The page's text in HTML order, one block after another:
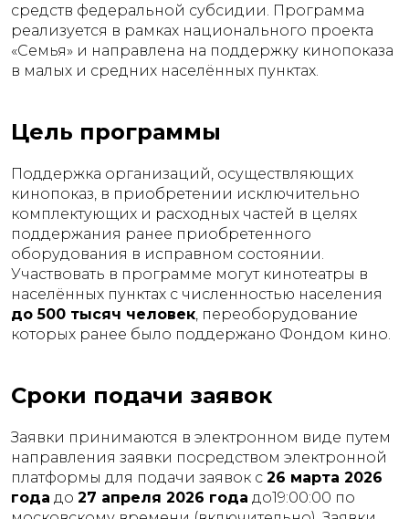
средств федеральной субсидии. Программа
реализуется в рамках национального проекта
«Семья» и направлена на поддержку кинопоказа
в малых и средних населённых пунктах.
Цель программы
Поддержка организаций, осуществляющих
кинопоказ, в приобретении исключительно
комплектующих и расходных частей в целях
поддержания ранее приобретенного
оборудования в исправном состоянии.
Участвовать в программе могут кинотеатры в
населённых пунктах с численностью населения
до 500 тысяч человек, переоборудование
которых ранее было поддержано Фондом кино.
Сроки подачи заявок
Заявки принимаются в электронном виде путем
направления заявки посредством электронной
платформы для подачи заявок с 26 марта 2026
года до 27 апреля 2026 года до19:00:00 по